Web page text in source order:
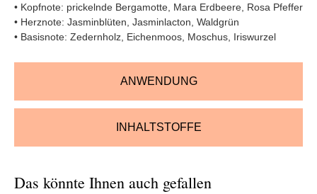
ANWENDUNG
INHALTSTOFFE
• Kopfnote: prickelnde Bergamotte, Mara Erdbeere, Rosa Pfeffer
• Herznote: Jasminblüten, Jasminlacton, Waldgrün
• Basisnote: Zedernholz, Eichenmoos, Moschus, Iriswurzel
Das könnte Ihnen auch gefallen